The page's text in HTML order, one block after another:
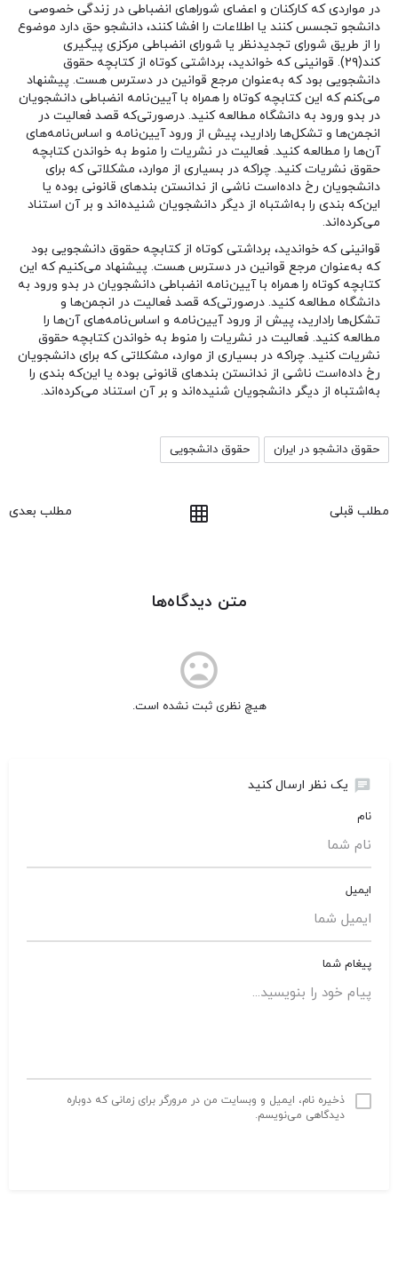
در مواردی که کارکنان و اعضای شوراهای انضباطی در زندگی خصوصی
دانشجو تجسس کنند یا اطلاعات را افشا کنند، دانشجو حق دارد موضوع
را از طریق شورای تجدیدنظر یا شورای انضباطی مرکزی پیگیری
کند(۲۹). قوانینی که خواندید، برداشتی کوتاه از کتابچه حقوق
دانشجویی بود که به‌عنوان مرجع قوانین در دسترس هست. پیشنهاد
می‌کنم که این کتابچه کوتاه را همراه با آیین‌نامه انضباطی دانشجویان
در بدو ورود به دانشگاه مطالعه کنید. درصورتی‌که قصد فعالیت در
انجمن‌ها و تشکل‌ها رادارید، پیش از ورود آیین‌نامه و اساس‌نامه‌های
آن‌ها را مطالعه کنید. فعالیت در نشریات را منوط به خواندن کتابچه
حقوق نشریات کنید. چراکه در بسیاری از موارد، مشکلاتی که برای
دانشجویان رخ داده‌است ناشی از ندانستن بندهای قانونی بوده یا
این‌که بندی را به‌اشتباه از دیگر دانشجویان شنیده‌اند و بر آن استناد
می‌کرده‌اند.
قوانینی که خواندید، برداشتی کوتاه از کتابچه حقوق دانشجویی بود
که به‌عنوان مرجع قوانین در دسترس هست. پیشنهاد می‌کنیم که این
کتابچه کوتاه را همراه با آیین‌نامه انضباطی دانشجویان در بدو ورود به
دانشگاه مطالعه کنید. درصورتی‌که قصد فعالیت در انجمن‌ها و
تشکل‌ها رادارید، پیش از ورود آیین‌نامه و اساس‌نامه‌های آن‌ها را
مطالعه کنید. فعالیت در نشریات را منوط به خواندن کتابچه حقوق
نشریات کنید. چراکه در بسیاری از موارد، مشکلاتی که برای دانشجویان
رخ داده‌است ناشی از ندانستن بندهای قانونی بوده یا این‌که بندی را
به‌اشتباه از دیگر دانشجویان شنیده‌اند و بر آن استناد می‌کرده‌اند.
حقوق دانشجو در ایران حقوق دانشجویی
مطلب قبلی مطلب بعدی
متن دیدگاه‌ها
mood_bad
هیچ نظری ثبت نشده است.
chat یک نظر ارسال کنید
نام
ایمیل
پیغام شما
ذخیره نام، ایمیل و وبسایت من در مرورگر برای زمانی که دوباره
دیدگاهی می‌نویسم.